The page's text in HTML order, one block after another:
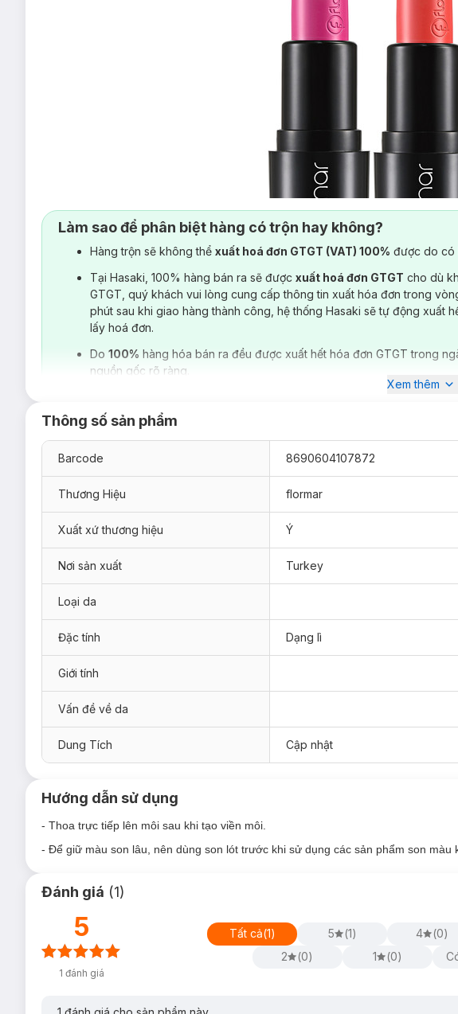
Son Môi Lâu Phai Long Wearing Lipstick Flormarcải tiến với hạt bột kim
cho đôi môi. Sản phẩm có chất son bóng mượt giúp giữ ẩm và làm mềm môi,
có nhiều màu sắc lựa
- L001: Pink Nude
- L003: Soft Caramel
- L006: Satin Red
- L009: Rose Caramel
- L016: Pastel Beige
- L017: Saturated Beige
- L018: Hot Red – Pearly
- L024: Enchanting Coral - Red
- L012: Madam Pink
- L013 Perfect Red
Làm sao để phân biệt hàng có trộn hay không?
Hàng trộn sẽ không thể xuất hoá đơn GTGT (VAT) 100% được do có
Tại Hasaki, 100% hàng bán ra sẽ được xuất hoá đơn GTGT cho dù
GTGT, quý khách vui lòng cung cấp thông tin xuất hóa đơn trong
phút sau khi giao hàng thành công, hệ thống Hasaki sẽ tự động xuất
lấy hoá đơn.
Do 100% hàng hóa bán ra đều được xuất hết hóa đơn GTGT trong
nguồn gốc rõ ràng.
Xem thêm
Thông số sản phẩm
Barcode 8690604107872
Thương Hiệu flormar
Xuất xứ thương hiệu Ý
Nơi sản xuất Turkey
Loại da
Đặc tính Dạng lì
Giới tính
Vấn đề về da
Dung Tích Cập nhật
Hướng dẫn sử dụng
- Thoa trực tiếp lên môi sau khi tạo viền môi.
- Để giữ màu son lâu, nên dùng son lót trước khi sử dụng các sản phẩm son màu
Đánh giá (1)
5
1 đánh giá
Tất cả(1) 5 (1) 4 (0)
2
(0) 1 (0)